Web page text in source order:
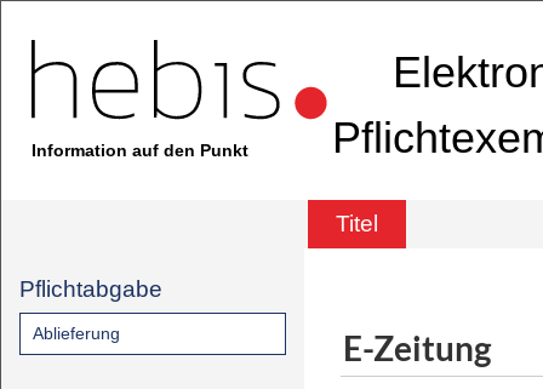
Information auf den Punkt
Titel
Pflichtabgabe
Ablieferung E-Zeitung